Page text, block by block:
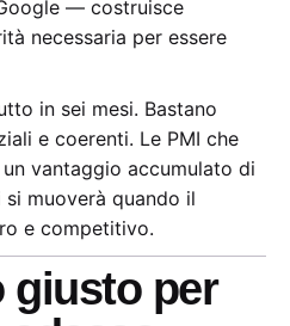
— costruisce
necessaria per essere
in sei mesi. Bastano
e coerenti. Le PMI che
vantaggio accumulato di
muoverà quando il
e competitivo.
giusto per